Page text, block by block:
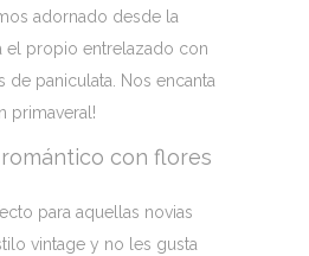
adornado desde la
el propio entrelazado con
de paniculata. Nos encanta
primaveral!
con flores
para aquellas novias
vintage y no les gusta